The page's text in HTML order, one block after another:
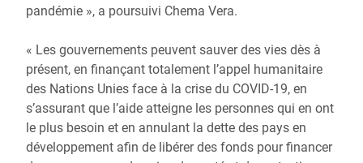
pandémie », a poursuivi Chema Vera.
« Les gouvernements peuvent sauver des vies dès à
présent, en finançant totalement l’appel humanitaire
des Nations Unies face à la crise du COVID-19, en
s’assurant que l’aide atteigne les personnes qui en ont
le plus besoin et en annulant la dette des pays en
développement afin de libérer des fonds pour financer